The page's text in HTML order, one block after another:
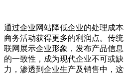
通过企业网站降低企业的处理成
商务活动获得更多的利润点。传
联网展示企业形象，发布产品信
的一致性，成为现代企业不可或
力，渗透到企业生产及销售中，